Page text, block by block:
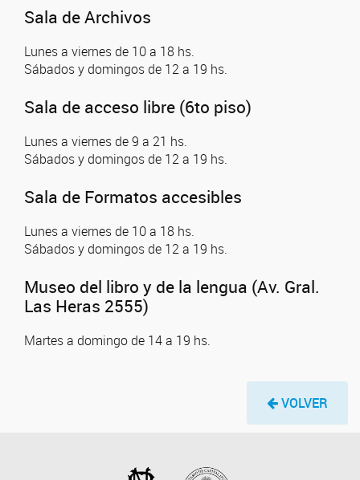
Sala de Archivos
Lunes a viernes de 10 a 18 hs.
Sábados y domingos de 12 a 19 hs.
Sala de acceso libre (6to piso)
Lunes a viernes de 9 a 21 hs.
Sábados y domingos de 12 a 19 hs.
Sala de Formatos accesibles
Lunes a viernes de 10 a 18 hs.
Sábados y domingos de 12 a 19 hs.
Museo del libro y de la lengua (Av. Gral.
Las Heras 2555)
Martes a domingo de 14 a 19 hs.
VOLVER